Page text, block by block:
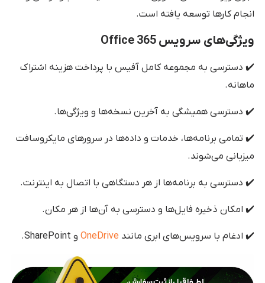
انجام کارها توسعه یافته است.
ویژگی‌های سرویس Office 365
✔️ دسترسی به مجموعه کامل آفیس با پرداخت هزینه اشتراک
ماهانه.
✔️ دسترسی همیشگی به آخرین نسخه‌ها و ویژگی‌ها.
✔️ تمامی برنامه‌ها، خدمات و داده‌ها در سرورهای مایکروسافت
میزبانی می‌شوند.
✔️ دسترسی به برنامه‌ها از هر دستگاهی با اتصال به اینترنت.
✔️ امکان ذخیره فایل‌ها و دسترسی به آن‌ها از هر مکان.
✔️ ادغام با سرویس‌های ابری مانند OneDrive و SharePoint.